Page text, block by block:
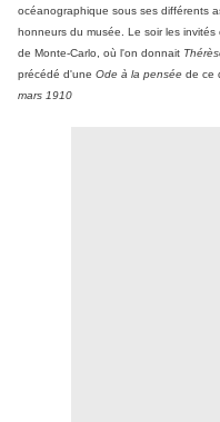
océanographique sous ses différents
honneurs du musée. Le soir les
de Monte-Carlo, où l'on donnait
précédé d'une Ode à la pensée de ce
mars 1910